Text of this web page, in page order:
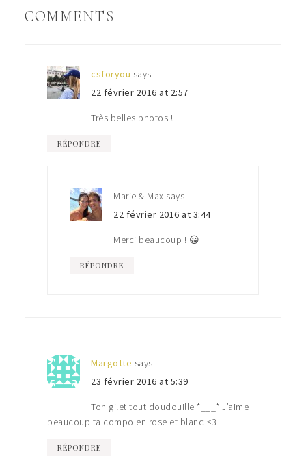
COMMENTS
csforyou says
22 février 2016 at 2:57
Très belles photos !
RÉPONDRE
Marie & Max says
22 février 2016 at 3:44
Merci beaucoup ! 😀
RÉPONDRE
Margotte says
23 février 2016 at 5:39
Ton gilet tout doudouille *___* J’aime
beaucoup ta compo en rose et blanc <3
RÉPONDRE